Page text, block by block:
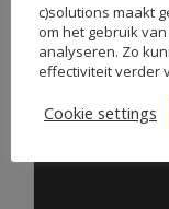
c)solutions maakt
om het gebruik
analyseren. Zo
effectiviteit verder
Cookie settings